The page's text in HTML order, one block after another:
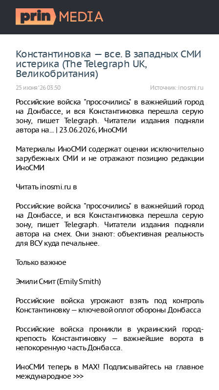
Константиновка — все. В западных СМИ
истерика (The Telegraph UK,
Великобритания)
25 июня ‘26 03:50 Источник:inosmi.ru
Российские войска "просочились" в важнейший город
на Донбассе, и вся Константиновка перешла серую
зону, пишет Telegraph. Читатели издания подняли
автора на... | 23.06.2026, ИноСМИ
Материалы ИноСМИ содержат оценки исключительно
зарубежных СМИ и не отражают позицию редакции
ИноСМИ
Читать inosmi.ru в
Российские войска "просочились" в важнейший город
на Донбассе, и вся Константиновка перешла серую
зону, пишет Telegraph. Читатели издания подняли
автора на смех. Они знают: объективная реальность
для ВСУ куда печальнее.
Только важное
Эмили Смит (Emily Smith)
Российские войска угрожают взять под контроль
Константиновку — ключевой оплот обороны Донбасса
Российские войска проникли в украинский город-
крепость Константиновку — важнейшие ворота в
непокоренную часть Донбасса.
ИноСМИ теперь в MAX! Подписывайтесь на главное
международное >>>